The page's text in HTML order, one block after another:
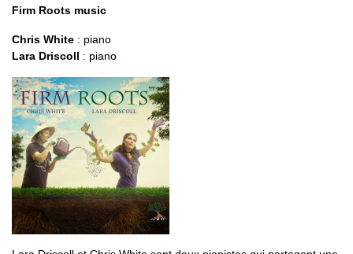
Firm Roots music
Chris White : piano
Lara Driscoll : piano